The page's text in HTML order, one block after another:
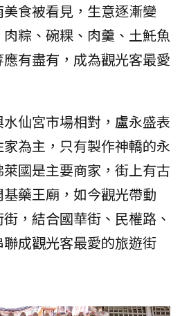
食被看見，生意逐漸變
粽、碗粿、肉羹、土魠魚
有盡有，成為觀光客最愛
仙宮市場相對，盧永盛表
為主，只有製作神轎的永
國是主要商家，街上有古
藥王廟，如今觀光帶動
，結合國華街、民權路、
成觀光客最愛的旅遊街